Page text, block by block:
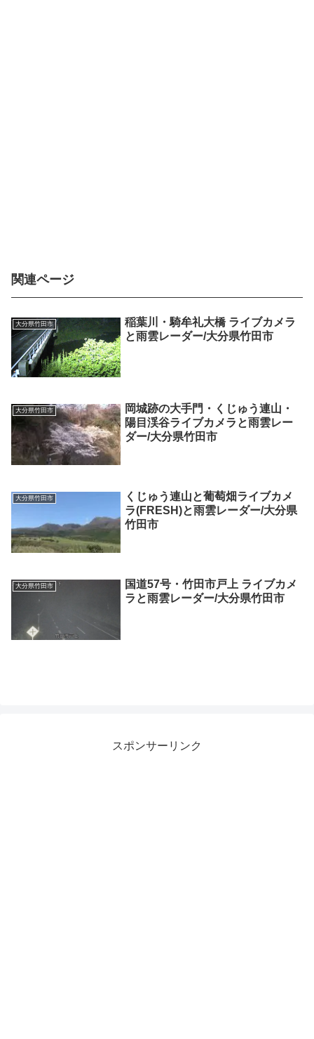
関連ページ
大分県竹田市
稲葉川・騎牟礼大橋 ライブカメラ
と雨雲レーダー/大分県竹田市
大分県竹田市
岡城跡の大手門・くじゅう連山・
陽目渓谷ライブカメラと雨雲レー
ダー/大分県竹田市
大分県竹田市
くじゅう連山と葡萄畑ライブカメ
ラ(FRESH)と雨雲レーダー/大分県
竹田市
大分県竹田市
国道57号・竹田市戸上 ライブカメ
ラと雨雲レーダー/大分県竹田市
スポンサーリンク